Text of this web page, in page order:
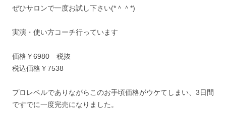
ぜひサロンで一度お試し下さい(*＾＾*)
実演・使い方コーチ行っています
価格￥6980 税抜
税込価格￥7538
プロレベルでありながらこのお手頃価格がウケてしまい、3日間
ですでに一度完売になりました。